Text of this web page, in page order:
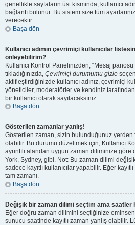
genellikle sayfaların üst kısmında, kullanıcı
bağlantı bulunur. Bu sistem size tüm
verecektir.
Başa dön
Kullanıcı adımın çevrimiçi kullanıcılar
önleyebilirim?
Kullanıcı Kontrol Panelinizden, “Mesaj
tıkladığınızda, Çevrimiçi durumumu gizle
aktifleştirdiğinizde kullanıcı adınız, çevrimiçi
yöneticiler, moderatörler ve kendiniz
bir kullanıcı olarak sayılacaksınız.
Başa dön
Gösterilen zamanlar yanlış!
Gösterilen zaman, sizin bulunduğunuz yerden
olabilir. Bu durumu düzeltmek için, Kullanıcı
ayrıntılı alandan uygun zaman diliminize
York, Sydney, gibi. Not: Bu zaman dilimi
sadece kayıtlı kullanıcılar yapabilir. Eğer
tam zamanı.
Başa dön
Değişik bir zaman dilimi seçtim ama saatler
Eğer doğru zaman dilimini seçtiğinize
sunucu saatinde kayıtlı zaman yanlış olabilir.